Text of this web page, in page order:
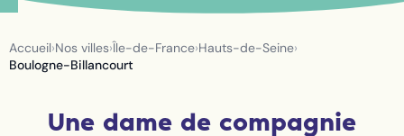
Accueil›Nos villes›Île-de-France›Hauts-de-Seine›
Boulogne-Billancourt
Une dame de compagnie